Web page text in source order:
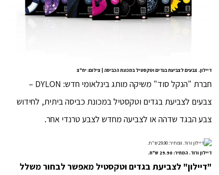
דיילון. צבעים לצביעת בגדים וטקסטיל במכונת הכביסה | צילום: יח"צ
חברת "הנקל סוד" משיקה מותג בינלאומי חדש: DYLON –
צבעים לצביעת בגדים וטקסטיל במכונת כביסה ביתית, לחידוש
צבע הבגד שדהה או לצביעה מחדש לצבע טרנדי אחר.
דיילון ורוד. המחיר: 29.90 ש"ח.
"דיילון" לצביעת בגדים וטקסטיל מאפשר לבחור משלל